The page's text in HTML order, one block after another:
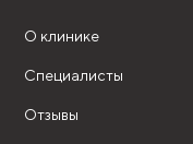
О клинике
Специалисты
Отзывы